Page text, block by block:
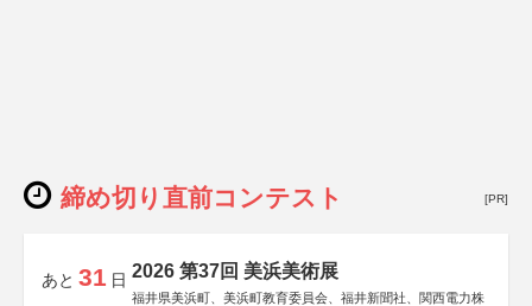
締め切り直前コンテスト [PR]
あと 31 日 2026 第37回 美浜美術展
福井県美浜町、美浜町教育委員会、福井新聞社、関西電力株